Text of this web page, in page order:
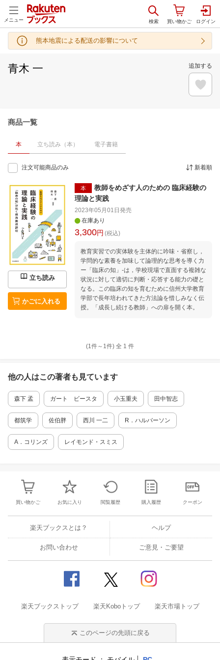
メニュー
熊本地震による配送の影響について
青木 一 追加する
商品一覧
本 立ち読み（本） 電子書籍
注文可能商品のみ 新着順
立ち読み
かごに入れる
本
教師をめざす人のための 臨床経験の
理論と実践
2023年05月01日 発売
在庫あり
3,300円 (税込)
教育実習での実体験を主体的に吟味・省察し，
学問的な素養を加味して論理的な思考を導く力
ー「臨床の知」-は，学校現場で直面する複雑な
状況に対して適切に判断・応答する能力の礎と
なる。この臨床の知を育むために信州大学教育
学部で長年培われてきた方法論を惜しみなく伝
授。「成長し続ける教師」への扉を開く本。
(1件～ 1件) 全 1 件
他の人はこの著者も見ています
森下 孟 ガート ビースタ 小玉重夫 田中智志
都筑学 佐伯胖 西川 一二 R．ハルバーソン
A．コリンズ レイモンド・スミス
買い物かご お気に入り 閲覧履歴 購入履歴 クーポン
楽天ブックスとは？ ヘルプ
お問い合わせ ご意見・ご要望
楽天ブックストップ 楽天Koboトップ 楽天市場トップ
このページの先頭に戻る